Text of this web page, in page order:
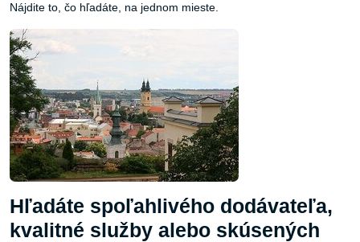
Nájdite to, čo hľadáte, na jednom mieste.
Hľadáte spoľahlivého dodávateľa,
kvalitné služby alebo skúsených